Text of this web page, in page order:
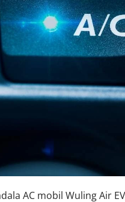
AC mobil Wuling Air